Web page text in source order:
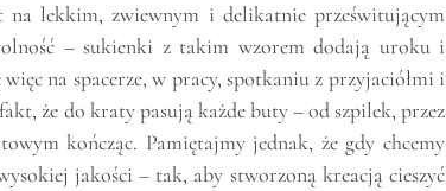
lekkim, zwiewnym i delikatnie prześwitującym
– sukienki z takim wzorem dodają uroku i
na spacerze, w pracy, spotkaniu z przyjaciółmi i
że do kraty pasują każde buty – od szpilek, przez
kończąc. Pamiętajmy jednak, że gdy chcemy
jakości – tak, aby stworzoną kreacją cieszyć